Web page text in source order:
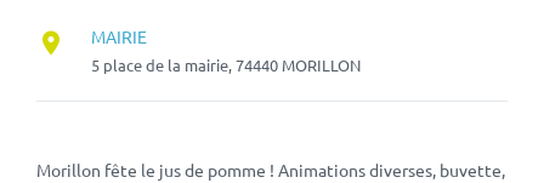
MAIRIE
5 place de la mairie, 74440 MORILLON
Morillon fête le jus de pomme ! Animations diverses, buvette,